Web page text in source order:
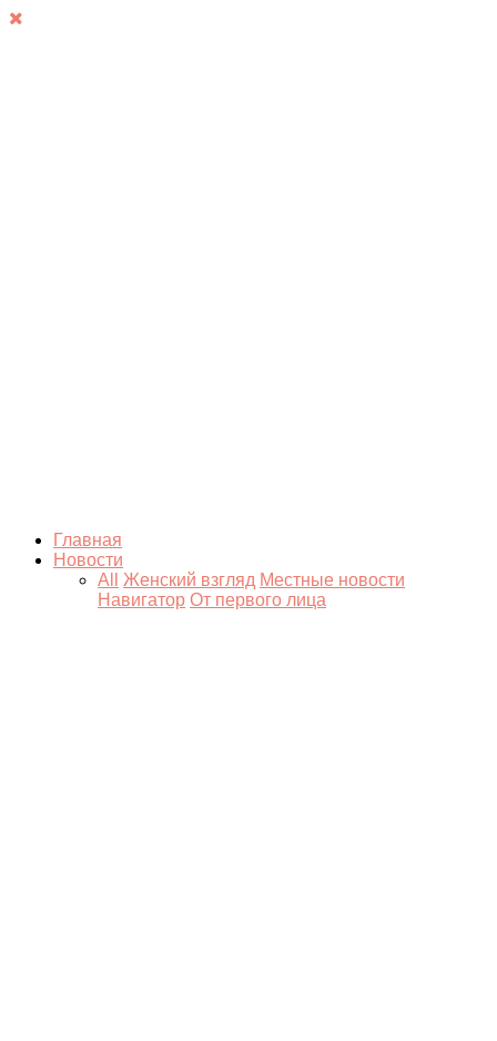
Главная
Новости
All
Женский взгляд Местные новости
Навигатор От первого лица